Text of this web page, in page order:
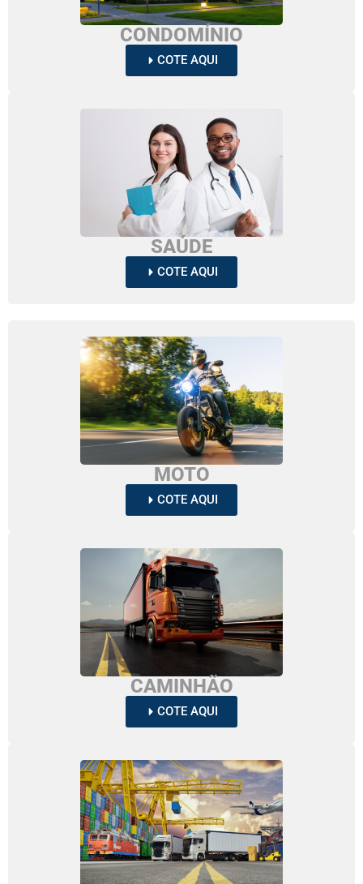
CONDOMÍNIO
COTE AQUI
SAÚDE
COTE AQUI
MOTO
COTE AQUI
CAMINHÃO
COTE AQUI